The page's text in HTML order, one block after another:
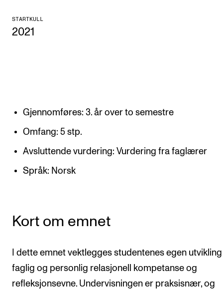
Salane våre
Publikasjoner
Internasjonal strategi
Samarbeidsprosjekter
Nettverk
STARTKULL
2021
Gjennomføres: 3. år over to semestre
Omfang: 5 stp.
Avsluttende vurdering: Vurdering fra faglærer
Språk: Norsk
Kort om emnet
I dette emnet vektlegges studentenes egen
faglig og personlig relasjonell kompetanse og
refleksjonsevne. Undervisningen er praksisnær, og